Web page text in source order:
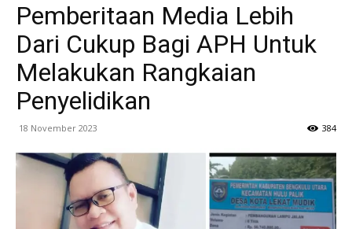
Pemberitaan Media Lebih
Dari Cukup Bagi APH Untuk
Melakukan Rangkaian
Penyelidikan
18 November 2023 384